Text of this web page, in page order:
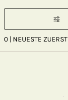
0 | NEUESTE ZUERST